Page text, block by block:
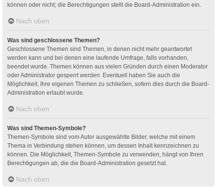
können oder nicht; die Berechtigungen stellt die Board-Administration ein.
Nach oben
Was sind geschlossene Themen?
Geschlossene Themen sind Themen, in denen nicht mehr geantwortet
werden kann und bei denen eine laufende Umfrage, falls vorhanden,
beendet wurde. Themen können aus vielen Gründen durch einen Moderator
oder Administrator gesperrt werden. Eventuell haben Sie auch die
Möglichkeit, Ihre eigenen Themen zu schließen, sofern dies durch die Board-
Administration erlaubt wurde.
Nach oben
Was sind Themen-Symbole?
Themen-Symbole sind vom Autor ausgewählte Bilder, welche mit einem
Thema in Verbindung stehen können, um dessen Inhalt kennzeichnen zu
können. Die Möglichkeit, Themen-Symbole zu verwenden, hängt von Ihren
Berechtigungen ab, die die Board-Administration gesetzt hat.
Nach oben